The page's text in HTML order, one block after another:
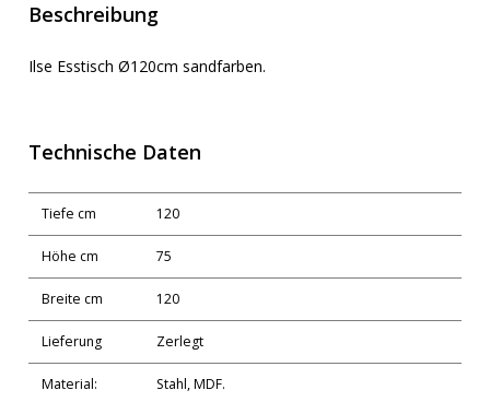
Beschreibung
Ilse Esstisch Ø120cm sandfarben.
Technische Daten
Tiefe cm 120
Höhe cm 75
Breite cm 120
Lieferung Zerlegt
Material: Stahl, MDF.